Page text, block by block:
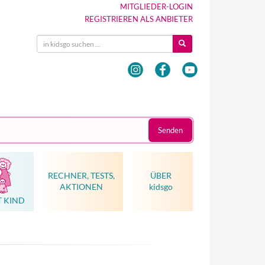
MITGLIEDER-LOGIN
REGISTRIEREN ALS ANBIETER
Senden
KIND
RECHNER, TESTS,
AKTIONEN
ÜBER
kidsgo